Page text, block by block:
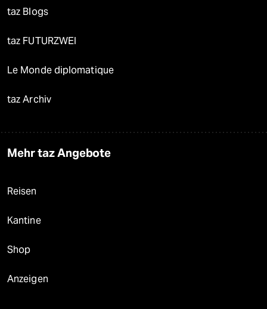
taz Blogs
taz FUTURZWEI
Le Monde diplomatique
taz Archiv
Mehr taz Angebote
Reisen
Kantine
Shop
Anzeigen